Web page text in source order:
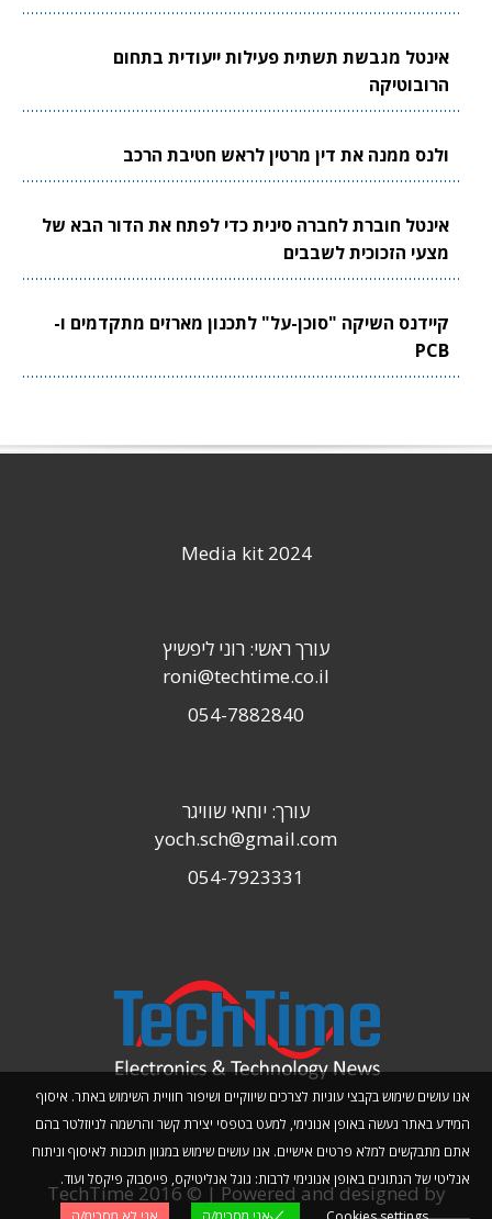
אינטל מגבשת תשתית פעילות ייעודית בתחום
הרובוטיקה
ולנס ממנה את דין מרטין לראש חטיבת הרכב
אינטל חוברת לחברה סינית כדי לפתח את הדור הבא של
מצעי הזכוכית לשבבים
קיידנס השיקה "סוכן-על" לתכנון מארזים מתקדמים ו-
PCB
אנו עושים שימוש בקבצי עוגיות לצרכים שיווקיים ושיפור חוויית השימוש באתר. איסוף
המידע באתר נעשה באופן אנונימי, למעט בטפסי יצירת קשר והרשמה לניוזלטר בהם
אתם מתבקשים למלא פרטים אישיים. אנו עושים שימוש במגוון תוכנות לאיסוף וניתוח
אנליטי של הנתונים באופן אנונימי לרבות: גוגל אנליטיקס, פייסבוק פיקסל ועוד.
Media kit 2024
עורך ראשי: רוני ליפשיץ
roni@techtime.co.il
054-7882840
עורך: יוחאי שוויגר
yoch.sch@gmail.com
054-7923331
TechTime 2016 © | Powered and designed by